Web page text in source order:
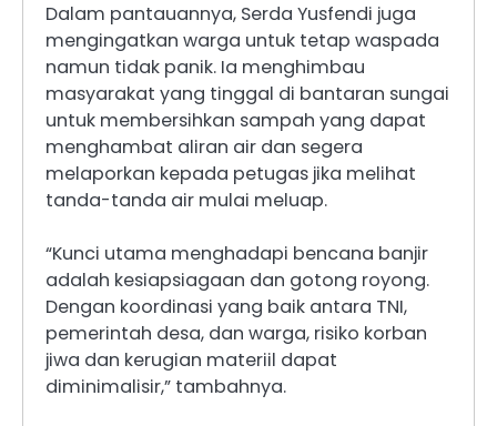
Dalam pantauannya, Serda Yusfendi juga
mengingatkan warga untuk tetap waspada
namun tidak panik. Ia menghimbau
masyarakat yang tinggal di bantaran sungai
untuk membersihkan sampah yang dapat
menghambat aliran air dan segera
melaporkan kepada petugas jika melihat
tanda-tanda air mulai meluap.
“Kunci utama menghadapi bencana banjir
adalah kesiapsiagaan dan gotong royong.
Dengan koordinasi yang baik antara TNI,
pemerintah desa, dan warga, risiko korban
jiwa dan kerugian materiil dapat
diminimalisir,” tambahnya.